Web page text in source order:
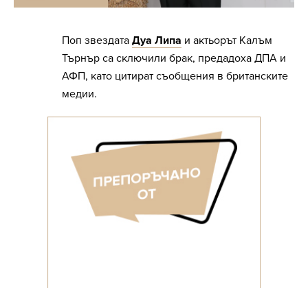
Поп звездата Дуа Липа и актьорът Калъм
Търнър са сключили брак, предадоха ДПА и
АФП, като цитират съобщения в британските
медии.